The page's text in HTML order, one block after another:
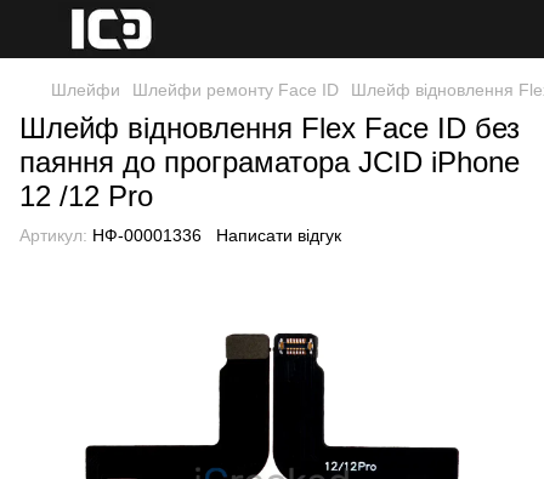
Шлейфи Шлейфи ремонту Face ID Шлейф відновлення
Шлейф відновлення Flex Face ID без
паяння до програматора JCID iPhone
12 /12 Pro
Артикул: НФ-00001336 Написати відгук